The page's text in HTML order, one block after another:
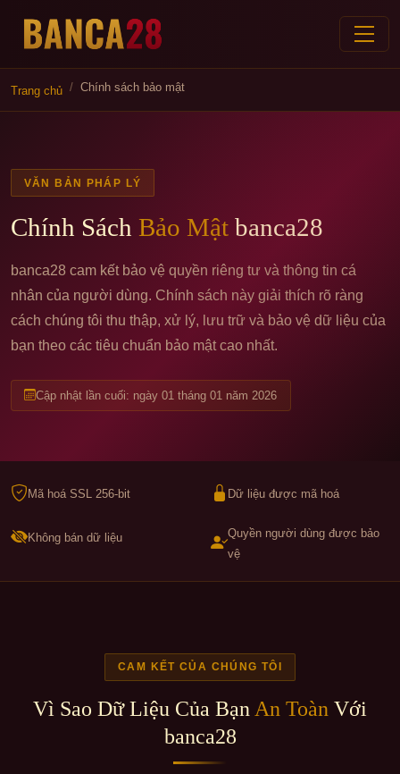
Trang chủ Chính sách bảo mật
VĂN BẢN PHÁP LÝ
Chính Sách Bảo Mật banca28
banca28 cam kết bảo vệ quyền riêng tư và thông tin cá
nhân của người dùng. Chính sách này giải thích rõ ràng
cách chúng tôi thu thập, xử lý, lưu trữ và bảo vệ dữ liệu của
bạn theo các tiêu chuẩn bảo mật cao nhất.
Cập nhật lần cuối: ngày 01 tháng 01 năm 2026
Mã hoá SSL 256-bit Dữ liệu được mã hoá
Không bán dữ liệu
Quyền người dùng được bảo
vệ
CAM KẾT CỦA CHÚNG TÔI
Vì Sao Dữ Liệu Của Bạn An Toàn Với
banca28